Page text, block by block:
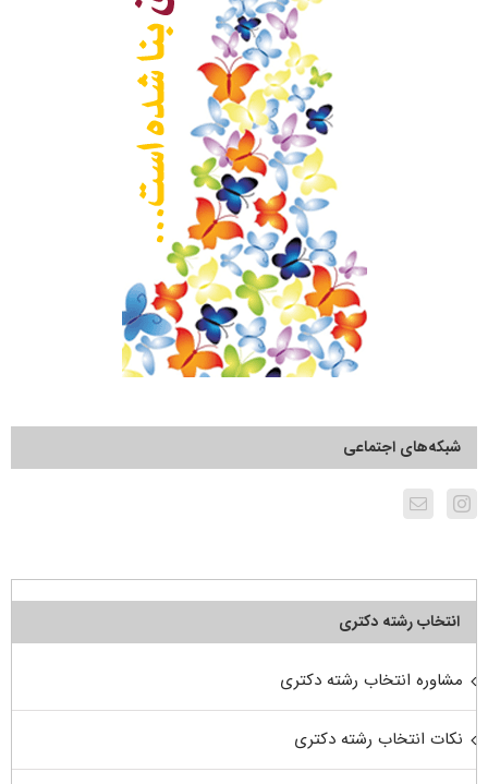
شبکه‌های اجتماعی
انتخاب رشته دکتری
مشاوره انتخاب رشته دکتری
نکات انتخاب رشته دکتری